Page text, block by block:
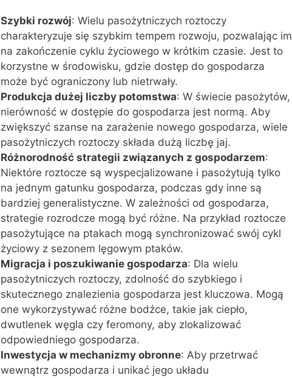
Szybki rozwój: Wielu pasożytniczych roztoczy
charakteryzuje się szybkim tempem rozwoju, pozwalając im
na zakończenie cyklu życiowego w krótkim czasie. Jest to
korzystne w środowisku, gdzie dostęp do gospodarza
może być ograniczony lub nietrwały.
Produkcja dużej liczby potomstwa: W świecie pasożytów,
nierówność w dostępie do gospodarza jest normą. Aby
zwiększyć szanse na zarażenie nowego gospodarza, wiele
pasożytniczych roztoczy składa dużą liczbę jaj.
Różnorodność strategii związanych z gospodarzem:
Niektóre roztocze są wyspecjalizowane i pasożytują tylko
na jednym gatunku gospodarza, podczas gdy inne są
bardziej generalistyczne. W zależności od gospodarza,
strategie rozrodcze mogą być różne. Na przykład roztocze
pasożytujące na ptakach mogą synchronizować swój cykl
życiowy z sezonem lęgowym ptaków.
Migracja i poszukiwanie gospodarza: Dla wielu
pasożytniczych roztoczy, zdolność do szybkiego i
skutecznego znalezienia gospodarza jest kluczowa. Mogą
one wykorzystywać różne bodźce, takie jak ciepło,
dwutlenek węgla czy feromony, aby zlokalizować
odpowiedniego gospodarza.
Inwestycja w mechanizmy obronne: Aby przetrwać
wewnątrz gospodarza i unikać jego układu